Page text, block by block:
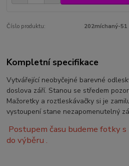
Číslo produktu: 202míchaný-51
Kompletní specifikace
Vytvářející neobyčejné barevné
doslova září. Stanou se středem
Mažoretky a roztleskávačky si je
vystoupení stane nezapomenutelný
Postupem času budeme fotky
do výběru .